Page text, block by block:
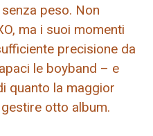
peso. Non
ma i suoi momenti
precisione da
le boyband – e
quanto la maggior
otto album.